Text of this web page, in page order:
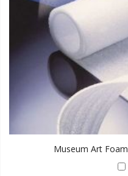
Museum Art